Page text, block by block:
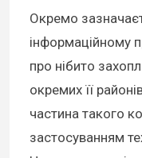
Окремо
інформаційному
про нібито
окремих її
частина такого
застосуванням